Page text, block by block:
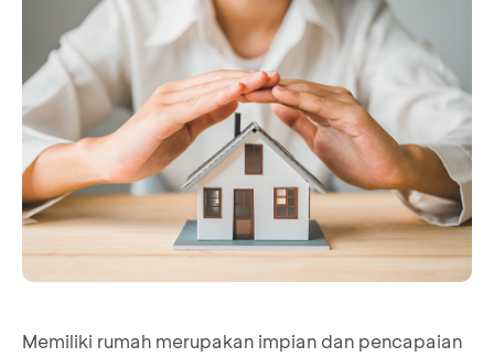
Memiliki rumah merupakan impian dan pencapaian